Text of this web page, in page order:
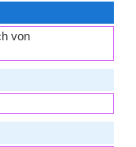
von